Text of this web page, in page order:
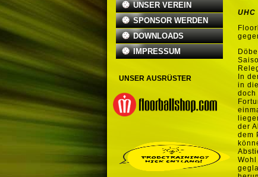
UNSER VEREIN
SPONSOR WERDEN
DOWNLOADS
IMPRESSUM
UNSER AUSRÜSTER
In
in
doch
der
dem